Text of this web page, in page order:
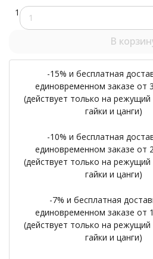
1
В
-15% и бесплатная
единовременном заказе от
(действует только на режущий
гайки и цанги)
-10% и бесплатная
единовременном заказе от
(действует только на режущий
гайки и цанги)
-7% и бесплатная
единовременном заказе от
(действует только на режущий
гайки и цанги)